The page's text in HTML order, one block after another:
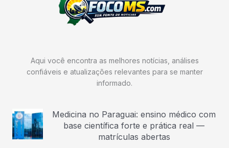
Aqui você encontra as melhores notícias, análises
confiáveis e atualizações relevantes para se manter
informado.
Medicina no Paraguai: ensino médico com
base científica forte e prática real —
matrículas abertas